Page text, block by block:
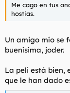
Me cago en tus
hostias.
Un amigo mío se
buenísima, joder.
La peli está bien,
que le han dado